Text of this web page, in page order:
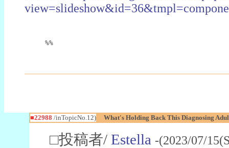
%%
■22988 /inTopicNo.12) What's Holding Back This Diagnosing
□投稿者/ Estella -(2023/07/